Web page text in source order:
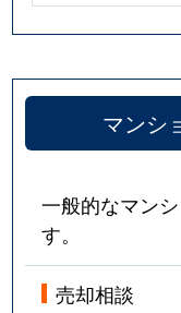
マンシ
一般的なマン
す。
売却相談